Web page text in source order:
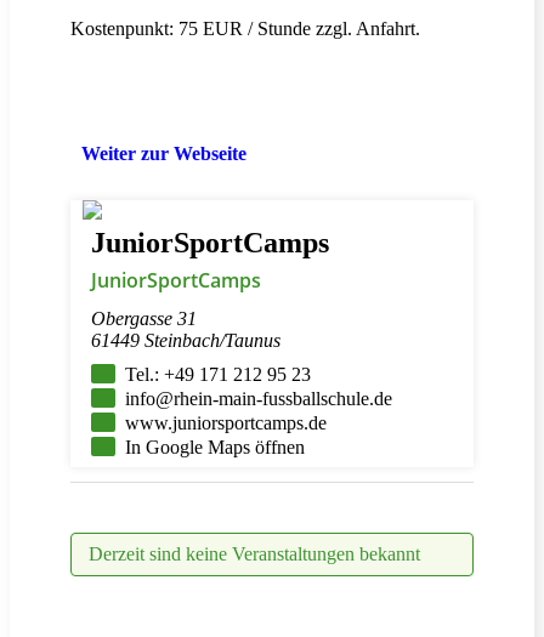
Kostenpunkt: 75 EUR / Stunde zzgl. Anfahrt.
Weiter zur Webseite
JuniorSportCamps
JuniorSportCamps
Obergasse 31
61449 Steinbach/Taunus
Tel.: +49 171 212 95 23
info@rhein-main-fussballschule.de
www.juniorsportcamps.de
In Google Maps öffnen
Derzeit sind keine Veranstaltungen bekannt